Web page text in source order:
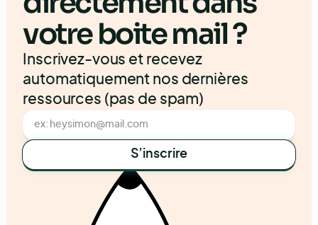
votre boite mail ?
Inscrivez-vous et recevez
automatiquement nos dernières
ressources (pas de spam)
S’inscrire